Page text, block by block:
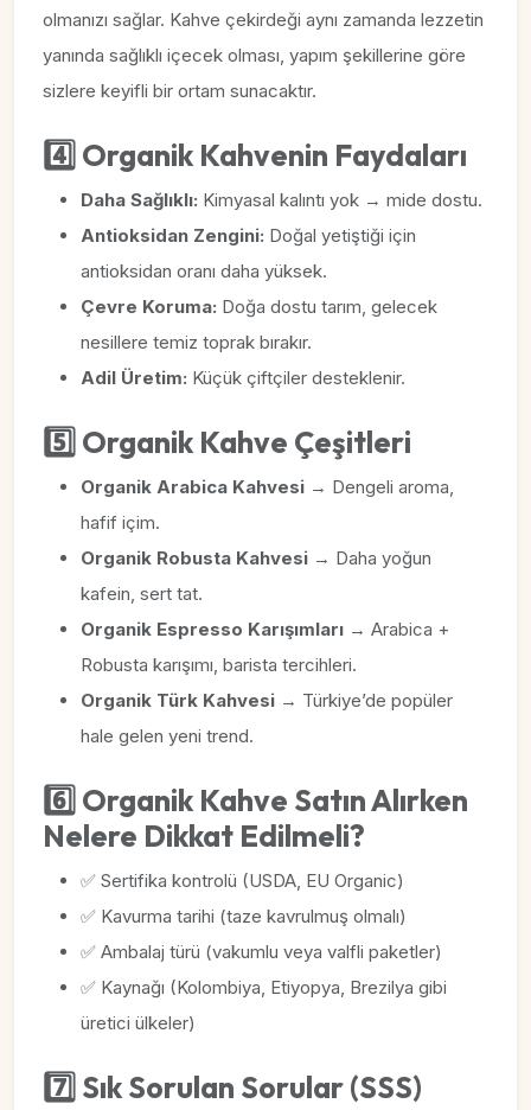
olmanızı sağlar. Kahve çekirdeği aynı zamanda lezzetin
yanında sağlıklı içecek olması, yapım şekillerine göre
sizlere keyifli bir ortam sunacaktır.
4️⃣ Organik Kahvenin Faydaları
Daha Sağlıklı: Kimyasal kalıntı yok → mide dostu.
Antioksidan Zengini: Doğal yetiştiği için
antioksidan oranı daha yüksek.
Çevre Koruma: Doğa dostu tarım, gelecek
nesillere temiz toprak bırakır.
Adil Üretim: Küçük çiftçiler desteklenir.
5️⃣ Organik Kahve Çeşitleri
Organik Arabica Kahvesi → Dengeli aroma,
hafif içim.
Organik Robusta Kahvesi → Daha yoğun
kafein, sert tat.
Organik Espresso Karışımları → Arabica +
Robusta karışımı, barista tercihleri.
Organik Türk Kahvesi → Türkiye’de popüler
hale gelen yeni trend.
6️⃣ Organik Kahve Satın Alırken
Nelere Dikkat Edilmeli?
✅ Sertifika kontrolü (USDA, EU Organic)
✅ Kavurma tarihi (taze kavrulmuş olmalı)
✅ Ambalaj türü (vakumlu veya valfli paketler)
✅ Kaynağı (Kolombiya, Etiyopya, Brezilya gibi
üretici ülkeler)
7️⃣ Sık Sorulan Sorular (SSS)